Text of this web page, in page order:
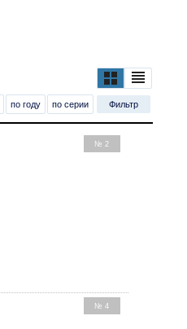
по году по серии Фильтр
№ 2
№ 4